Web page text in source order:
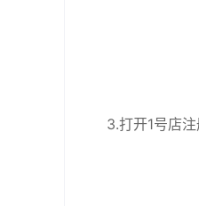
3.打开1号店